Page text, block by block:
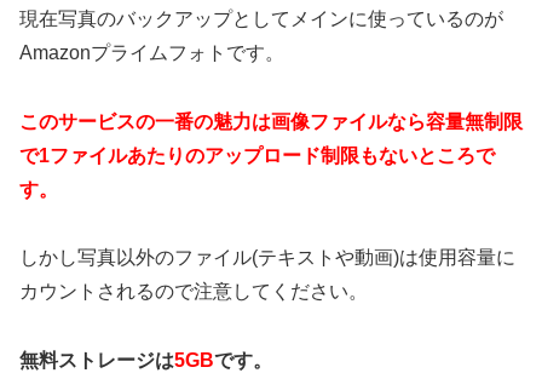
現在写真のバックアップとしてメインに使っているのが
Amazonプライムフォトです。
このサービスの一番の魅力は画像ファイルなら容量無制限
で1ファイルあたりのアップロード制限もないところで
す。
しかし写真以外のファイル(テキストや動画)は使用容量に
カウントされるので注意してください。
無料ストレージは5GBです。